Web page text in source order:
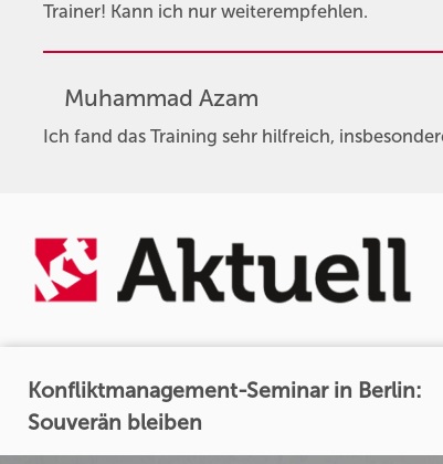
Trainer! Kann ich nur weiterempfehlen.
Muhammad Azam
Ich fand das Training sehr hilfreich,
Konfliktmanagement-Seminar in Berlin:
Souverän bleiben